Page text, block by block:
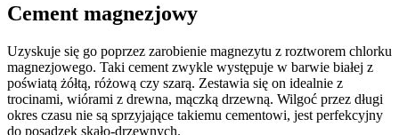
Cement magnezjowy
Uzyskuje się go poprzez zarobienie magnezytu z roztworem chlorku
magnezjowego. Taki cement zwykle występuje w barwie białej z
poświatą żółtą, różową czy szarą. Zestawia się on idealnie z
trocinami, wiórami z drewna, mączką drzewną. Wilgoć przez długi
okres czasu nie są sprzyjające takiemu cementowi, jest perfekcyjny
do posadzek skało-drzewnych.